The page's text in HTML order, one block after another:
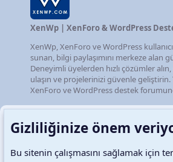
XenWp | XenForo & WordPress
XenWp, XenForo ve WordPress
sunan, bilgi paylaşımını merkeze alan
Deneyimli üyelerden hızlı çözümler
ulaşın ve projelerinizi güvenle geliştirin.
XenForo ve WordPress destek
Türkçe (TR) Çerezler